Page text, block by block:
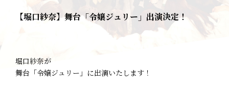
【堀口紗奈】舞台「令嬢ジュリー」出演決定！
堀口紗奈が
舞台「令嬢ジュリー」に出演いたします！